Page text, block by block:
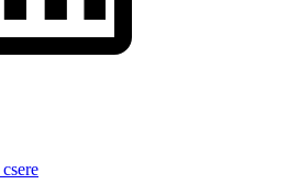
csere